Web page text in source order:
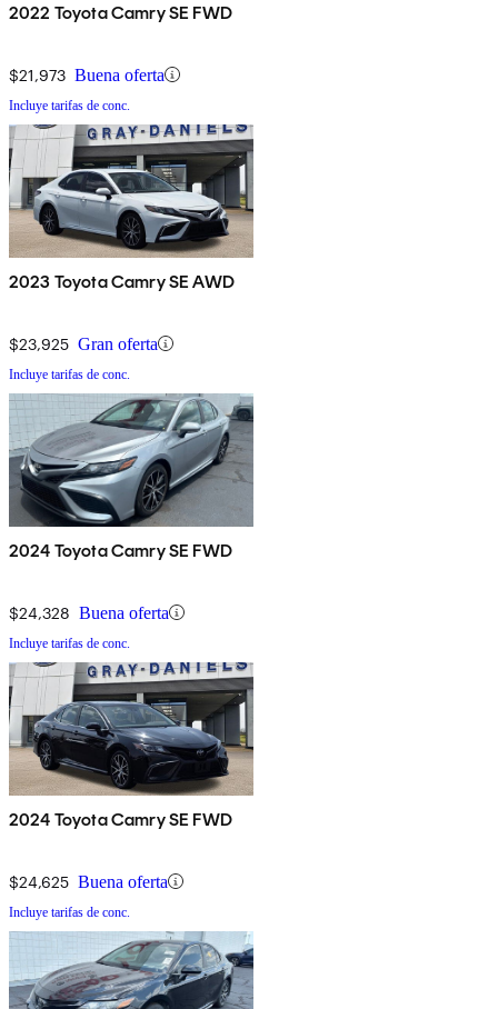
2022 Toyota Camry SE FWD
$21,973 Buena oferta
Incluye tarifas de conc.
2023 Toyota Camry SE AWD
$23,925 Gran oferta
Incluye tarifas de conc.
2024 Toyota Camry SE FWD
$24,328 Buena oferta
Incluye tarifas de conc.
2024 Toyota Camry SE FWD
$24,625 Buena oferta
Incluye tarifas de conc.